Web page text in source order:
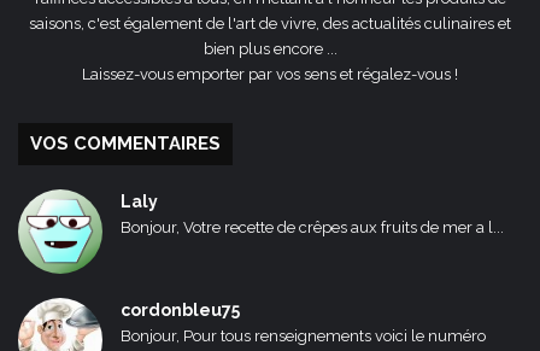
saisons, c'est également de l'art de vivre, des actualités culinaires et
bien plus encore ...
Laissez-vous emporter par vos sens et régalez-vous !
VOS COMMENTAIRES
Laly
Bonjour, Votre recette de crêpes aux fruits de mer a l...
cordonbleu75
Bonjour, Pour tous renseignements voici le numéro